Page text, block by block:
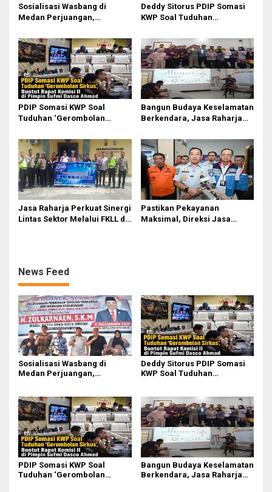
Sosialisasi Wasbang di
Medan Perjuangan,
Perjuangkan Ruang Bermain
Anak
Deddy Sitorus PDIP Somasi
KWP Soal Tuduhan
Rapat Komisi II Dipimpin
Sufmi Dasco Ahmad
PDIP Somasi KWP Soal
Tuduhan ‘Gerombolan
II Dipimpin Sufmi Dasco
Ahmad
Bangun Budaya Keselamatan
Berkendara, Jasa Raharja
Pasifik Medan Industri
Jasa Raharja Perkuat Sinergi
Lintas Sektor Melalui FKLL di
Pastikan Pekayanan
Maksimal, Direksi Jasa
News Feed
Sosialisasi Wasbang di
Medan Perjuangan,
Anak
Deddy Sitorus PDIP Somasi
KWP Soal Tuduhan
Sufmi Dasco Ahmad
PDIP Somasi KWP Soal
Tuduhan ‘Gerombolan
Bangun Budaya Keselamatan
Berkendara, Jasa Raharja